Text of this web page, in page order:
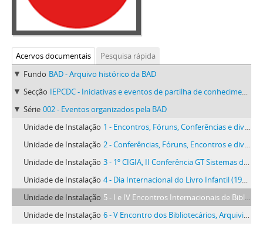
Acervos documentais
Pesquisa rápida
Fundo BAD - Arquivo histórico da BAD
Secção IEPCDC - Iniciativas e eventos de partilha de conhecimentos e debate crítico
Série 002 - Eventos organizados pela BAD
Unidade de Instalação 1 - Encontros, Fóruns, Conferências e diversos eventos 1965-2008
Unidade de Instalação 2 - Conferências, Fóruns, Encontros e diversos eventos 1993-2017
Unidade de Instalação 3 - 1º CIGIA, II Conferência GT Sistemas de Informação em Museus; 14º Encontro Bibliotecas Públicas; diversos eventos 1975-2017
Unidade de Instalação 4 - Dia Internacional do Livro Infantil (1975 e 1979); V Encontro de Bibliotecários, Arquivistas e Documentalistas (1976); 25 anos BAD
Unidade de Instalação 5 - I e IV Encontros Internacionais de Bibliotecários, Arquivistas e Documentalistas de Língua Portuguesa; outros eventos 1972-1985
Unidade de Instalação 6 - V Encontro dos Bibliotecários, Arquivistas e Documentalistas Portugueses